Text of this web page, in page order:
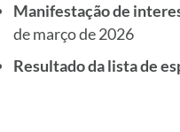
Manifestação de
de março de 2026
Resultado da lista de